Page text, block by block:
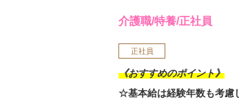
介護職/特養/正社員
正社員
《おすすめのポイント》
☆基本給は経験年数も考慮